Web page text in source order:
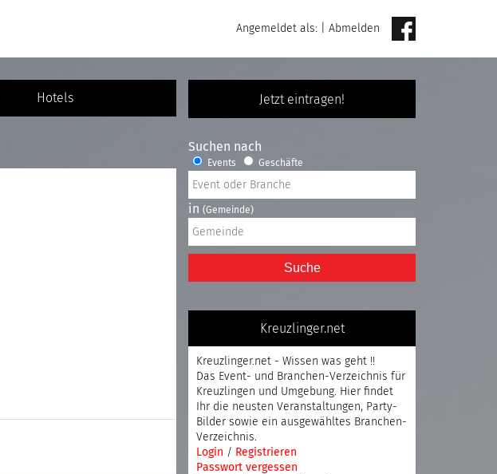
Angemeldet als: Abmelden
Jetzt eintragen!
Hotels
Suchen nach
Events Geschäfte
in (Gemeinde)
Suche
Kreuzlinger.net
Kreuzlinger.net - Wissen was geht !!
Das Event- und Branchen-Verzeichnis für
Kreuzlingen und Umgebung. Hier findet
Ihr die neusten Veranstaltungen, Party-
Bilder sowie ein ausgewähltes Branchen-
Verzeichnis.
Login / Registrieren
Passwort vergessen